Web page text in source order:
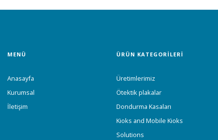
MENÜ
Anasayfa
Kurumsal
İletişim
ÜRÜN KATEGORİLERİ
Üretimlerimiz
Ötektik plakalar
Dondurma Kasaları
Kioks and Mobile Kioks
Solutions